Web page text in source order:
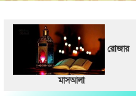
রোজার
মাসআলা